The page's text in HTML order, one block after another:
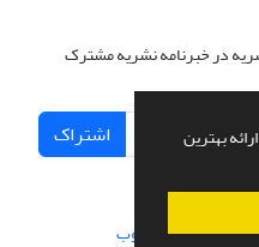
بهترین
در خبرنامه نشریه مشترک
اشتراک
سازی از سیناوب